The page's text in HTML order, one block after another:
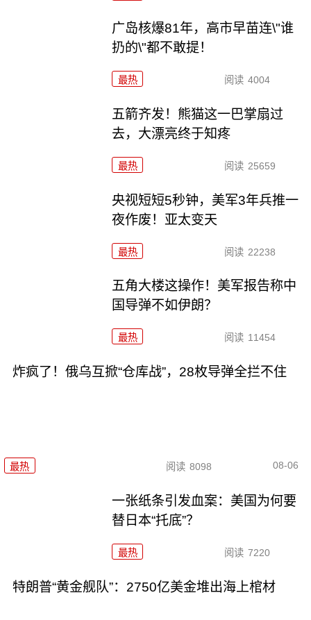
广岛核爆81年，高市早苗连\"谁
扔的\"都不敢提！
最热 阅读 4004
五箭齐发！熊猫这一巴掌扇过
去，大漂亮终于知疼
最热 阅读 25659
央视短短5秒钟，美军3年兵推一
夜作废！亚太变天
最热 阅读 22238
五角大楼这操作！美军报告称中
国导弹不如伊朗？
最热 阅读 11454
炸疯了！俄乌互掀“仓库战”，28枚导弹全拦不住
最热 阅读 8098 08-06
一张纸条引发血案：美国为何要
替日本“托底”？
最热 阅读 7220
特朗普“黄金舰队”：2750亿美金堆出海上棺材